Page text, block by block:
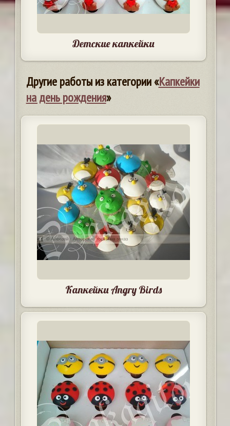
Детские капкейки
Другие работы из категории «Капкейки
на день рождения»
Капкейки Angry Birds